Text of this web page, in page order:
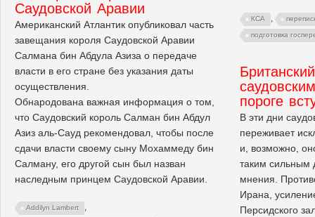
КСА ,
подготовка
Саудовской Аравии
Американский Атлантик опубликовал часть
завещания короля Саудовской Аравии
Салмана бин Абдула Азиза о передаче
власти в его стране без указания даты
осуществления.
Обнародована важная информация о том,
что Саудовский король Салман бин Абдул
Азиз аль-Сауд рекомендовал, чтобы после
сдачи власти своему сыну Мохаммеду бин
Салману, его другой сын был назван
наследным принцем Саудовской Аравии.
Addilyn Lambert ,
пороге
В эти дни
переживает
и, возможно,
таким сильным
мнения.
Ирана,
Персидского